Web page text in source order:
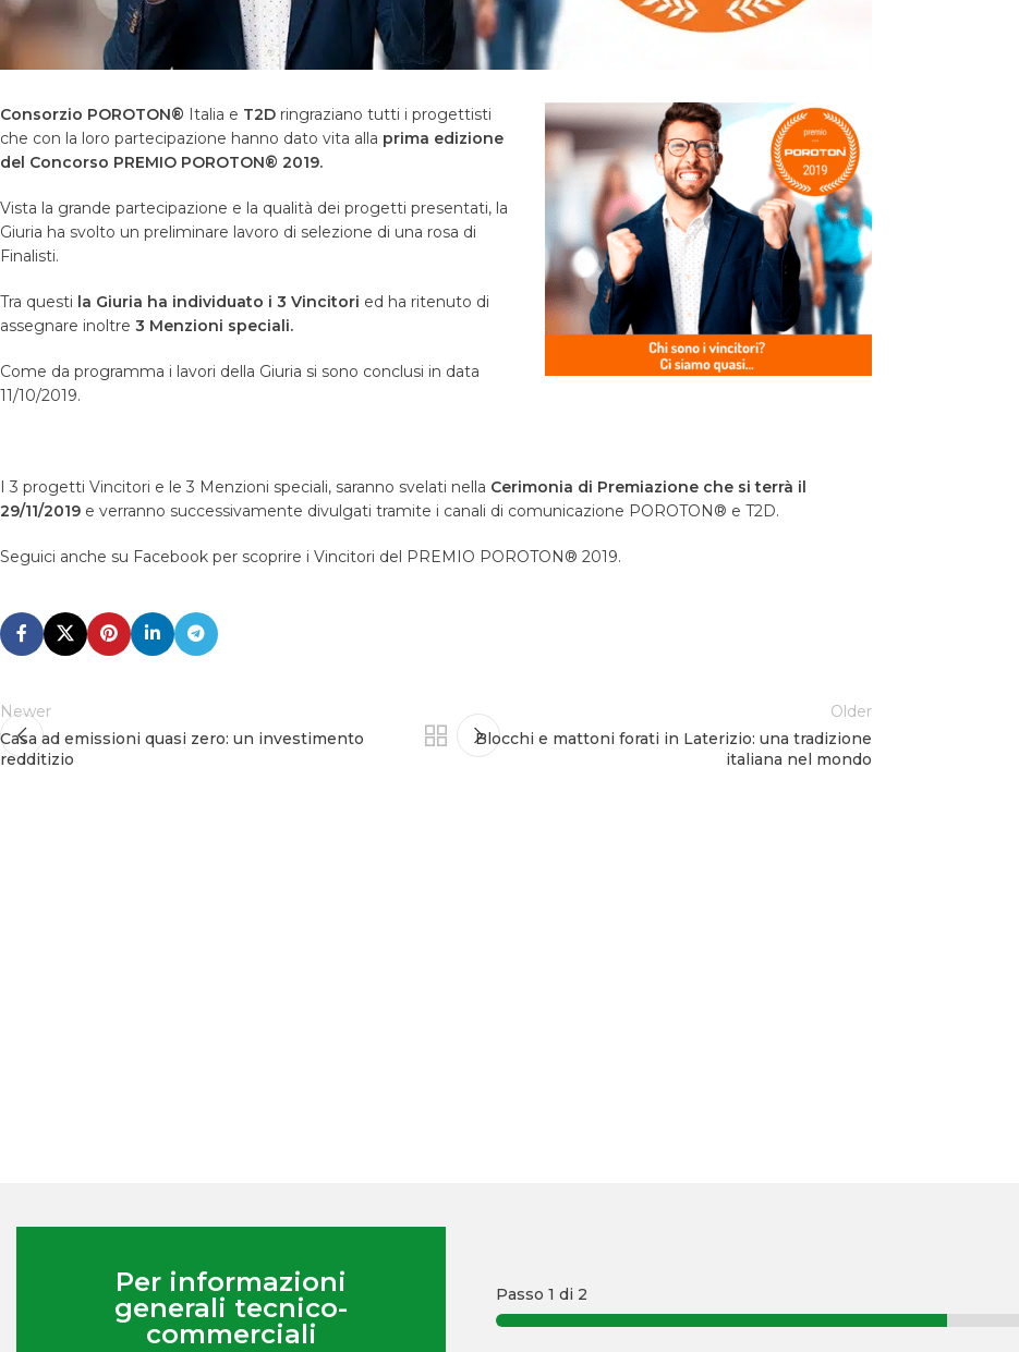
Consorzio POROTON® Italia e T2D ringraziano tutti i progettisti
che con la loro partecipazione hanno dato vita alla prima edizione
del Concorso PREMIO POROTON® 2019.
Vista la grande partecipazione e la qualità dei progetti presentati, la
Giuria ha svolto un preliminare lavoro di selezione di una rosa di
Finalisti.
Tra questi la Giuria ha individuato i 3 Vincitori ed ha ritenuto di
assegnare inoltre 3 Menzioni speciali.
Come da programma i lavori della Giuria si sono conclusi in data
11/10/2019.
I 3 progetti Vincitori e le 3 Menzioni speciali, saranno svelati nella Cerimonia di Premiazione che si terrà il
29/11/2019 e verranno successivamente divulgati tramite i canali di comunicazione POROTON® e T2D.
Seguici anche su Facebook per scoprire i Vincitori del PREMIO POROTON® 2019.
Newer
Casa ad emissioni quasi zero: un investimento
redditizio
Older
Blocchi e mattoni forati in Laterizio: una tradizione
italiana nel mondo
Per informazioni
generali tecnico-
commerciali
Passo1 di 2